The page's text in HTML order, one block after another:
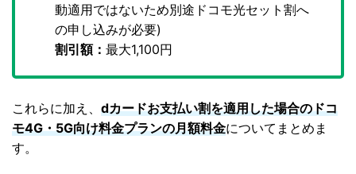
動適用ではないため別途ドコモ光セット割へ
の申し込みが必要)
割引額： 最大1,100円
これらに加え、 dカードお支払い割を適用した場合のドコ
モ4G・5G向け料金プランの月額料金についてまとめま
す。